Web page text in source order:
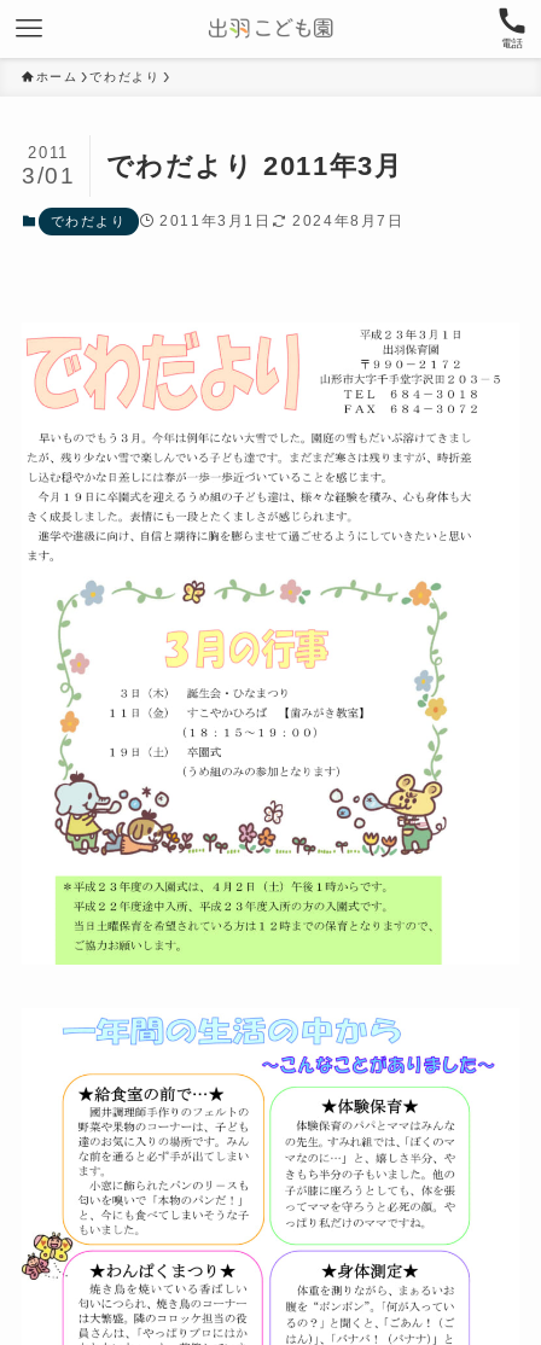
電話
ホーム でわだより
でわだより 2011年3月
2011
3/01
でわだより 2011年3月1日 2024年8月7日